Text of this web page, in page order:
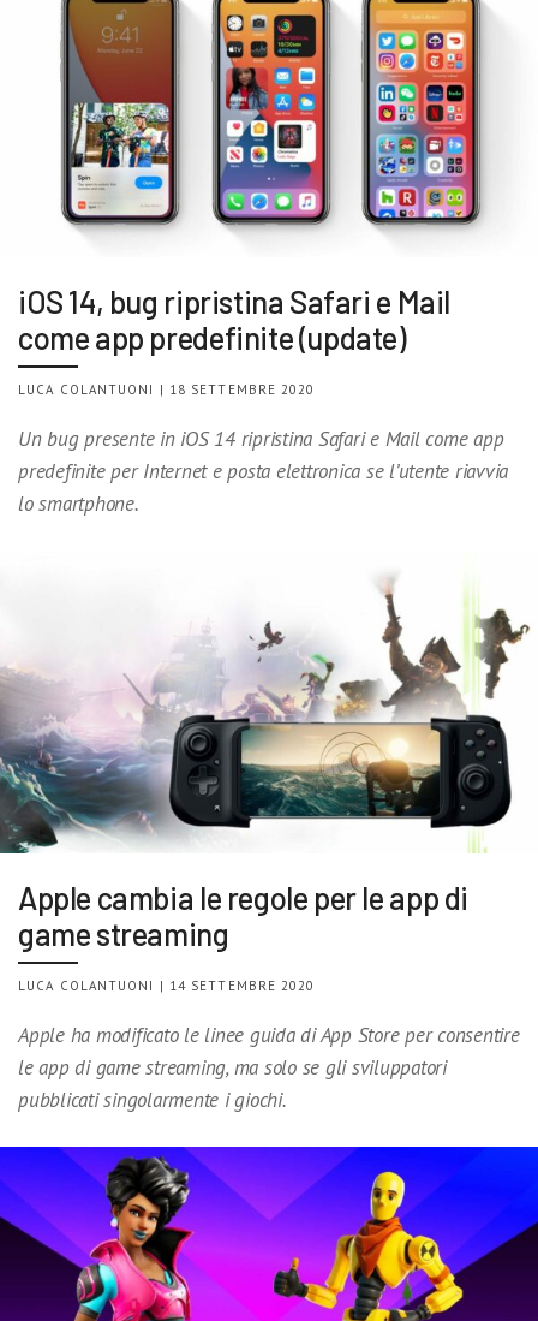
iOS 14, bug ripristina Safari e Mail
come app predefinite (update)
LUCA COLANTUONI | 18 SETTEMBRE 2020
Un bug presente in iOS 14 ripristina Safari e Mail come app
predefinite per Internet e posta elettronica se l’utente riavvia
lo smartphone.
Apple cambia le regole per le app di
game streaming
LUCA COLANTUONI | 14 SETTEMBRE 2020
Apple ha modificato le linee guida di App Store per consentire
le app di game streaming, ma solo se gli sviluppatori
pubblicati singolarmente i giochi.